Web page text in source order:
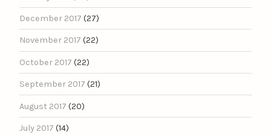
December 2017 (27)
November 2017 (22)
October 2017 (22)
September 2017 (21)
August 2017 (20)
July 2017 (14)